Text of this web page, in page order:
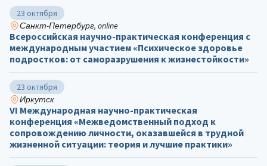
23 октября
Санкт-Петербург, online
Всероссийская научно-практическая конференция с
международным участием «Психическое здоровье
подростков: от саморазрушения к жизнестойкости»
23 октября
Иркутск
VI Международная научно-практическая
конференция «Межведомственный подход к
сопровождению личности, оказавшейся в трудной
жизненной ситуации: теория и лучшие практики»